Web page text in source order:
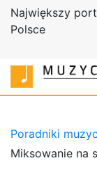
Największy
Polsce
Poradniki
Miksowanie na